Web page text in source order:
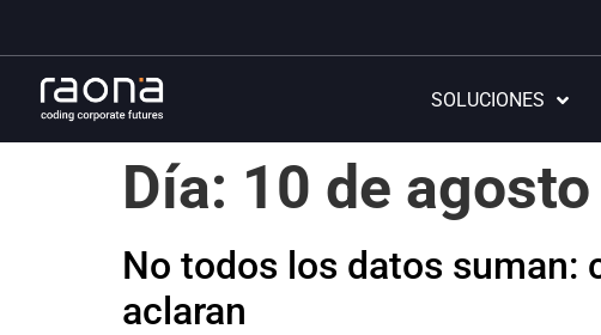
SOLUCIONES
Día: 10 de
No todos los datos suman:
aclaran